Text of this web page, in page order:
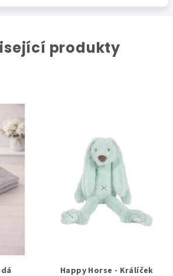
produkty
Happy Horse - Králíček